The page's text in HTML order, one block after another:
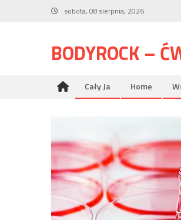
sobota, 08 sierpnia, 2026
BODYROCK –
Cały Ja Home